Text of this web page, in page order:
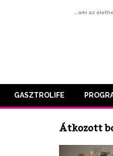
… ami az
GASZTROLIFE
Átkozott